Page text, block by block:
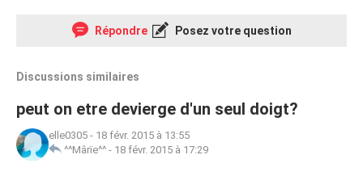
Répondre Posez votre question
Discussions similaires
peut on etre devierge d'un seul doigt?
elle0305 - 18 févr. 2015 à 13:55
^^Mârïe^^ - 18 févr. 2015 à 17:29